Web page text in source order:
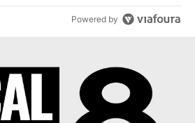
Powered by